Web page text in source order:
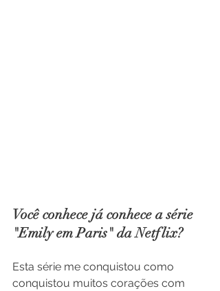
Você conhece já conhece a série
"Emily em Paris" da Netflix?
Esta série me conquistou como
conquistou muitos corações com